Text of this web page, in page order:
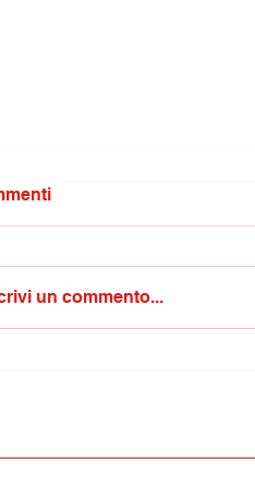
Mele
un commento...